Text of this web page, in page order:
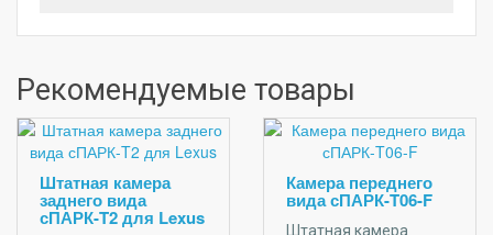
Рекомендуемые товары
Штатная камера
заднего вида
сПАРК-T2 для Lexus
Камера переднего
вида сПАРК-T06-F
Штатная камера